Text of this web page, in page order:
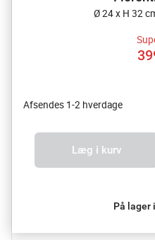
Ø 24 x H 32
Afsendes 1-2 hverdage
Læg i kurv
På lager